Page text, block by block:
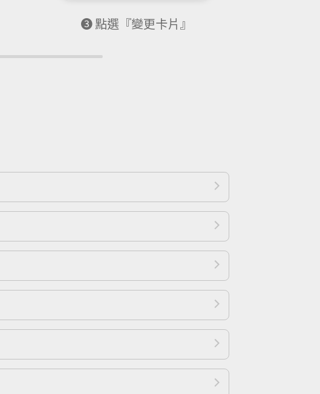
❸ 點選『變更卡片』